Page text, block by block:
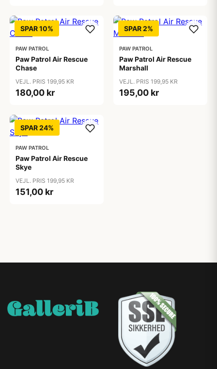
SPAR 10%
PAW PATROL
Paw Patrol Air Rescue
Chase
VEJL. PRIS 199,95 KR
180,00 kr
SPAR 2%
PAW PATROL
Paw Patrol Air Rescue
Marshall
VEJL. PRIS 199,95 KR
195,00 kr
SPAR 24%
PAW PATROL
Paw Patrol Air Rescue
Skye
VEJL. PRIS 199,95 KR
151,00 kr